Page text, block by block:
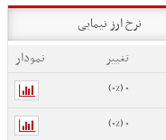
نرخ ارز نیمایی
تغییر
نمودار
0 (0%)
0 (0%)